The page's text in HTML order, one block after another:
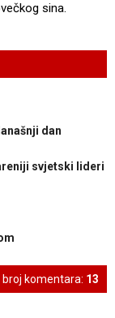
sina.
dan
svjetski lideri
broj komentara: 13